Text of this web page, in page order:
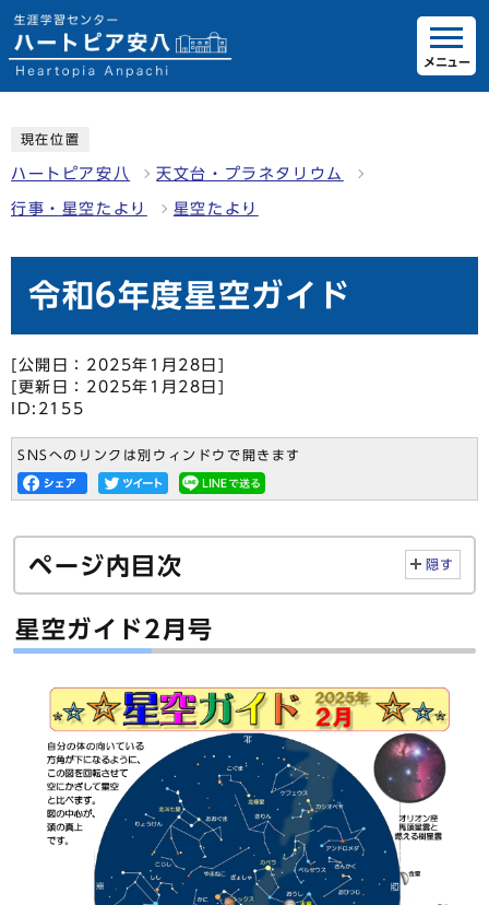
メニュー
現在位置
ハートピア安八 天文台・プラネタリウム
行事・星空たより 星空たより
令和6年度星空ガイド
[公開日：2025年1月28日]
[更新日：2025年1月28日]
ID:2155
SNSへのリンクは別ウィンドウで開きます
ページ内目次 隠す
星空ガイド2月号